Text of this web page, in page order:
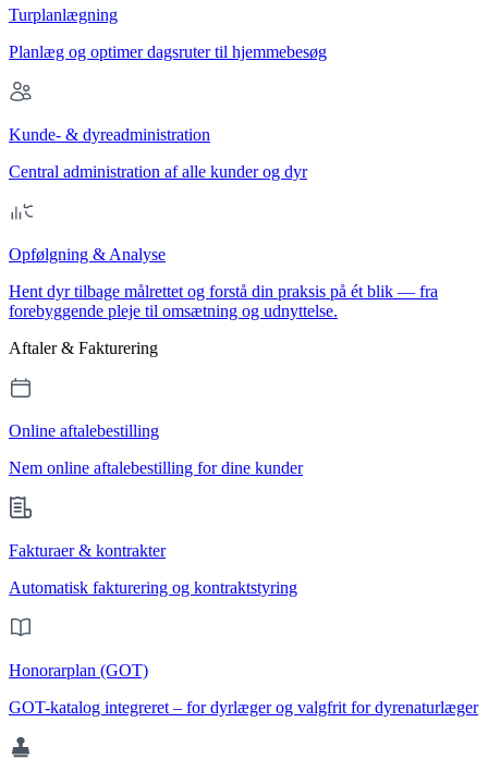
Turplanlægning
Planlæg og optimer dagsruter til hjemmebesøg
Kunde- & dyreadministration
Central administration af alle kunder og dyr
Opfølgning & Analyse
Hent dyr tilbage målrettet og forstå din praksis på ét blik — fra
forebyggende pleje til omsætning og udnyttelse.
Aftaler & Fakturering
Online aftalebestilling
Nem online aftalebestilling for dine kunder
Fakturaer & kontrakter
Automatisk fakturering og kontraktstyring
Honorarplan (GOT)
GOT-katalog integreret – for dyrlæger og valgfrit for dyrenaturlæger